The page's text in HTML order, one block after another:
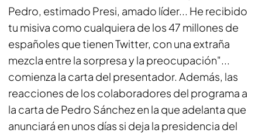
Pedro, estimado Presi, amado líder... He recibido
tu misiva como cualquiera de los 47 millones de
españoles que tienen Twitter, con una extraña
mezcla entre la sorpresa y la preocupación"...
comienza la carta del presentador. Además, las
reacciones de los colaboradores del programa a
la carta de Pedro Sánchez en la que adelanta que
anunciará en unos días si deja la presidencia del